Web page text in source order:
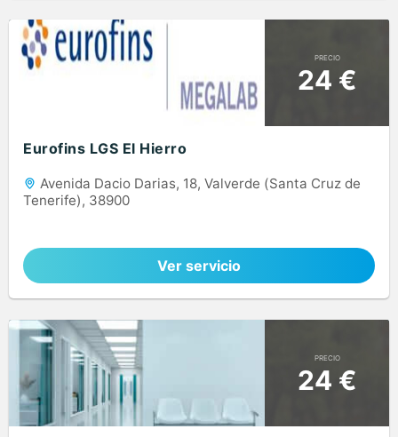
PRECIO
24 €
Eurofins LGS El Hierro
Avenida Dacio Darias, 18, Valverde (Santa Cruz de
Tenerife), 38900
Ver servicio
PRECIO
24 €